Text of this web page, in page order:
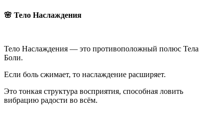
🌸 Тело Наслаждения
Тело Наслаждения — это противоположный полюс Тела
Боли.
Если боль сжимает, то наслаждение расширяет.
Это тонкая структура восприятия, способная ловить
вибрацию радости во всём.